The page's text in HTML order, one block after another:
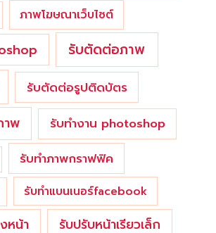
ภาพโฆษณาเว็บไซต์
รับตัดต่อภาพ
รับตัดต่อรูปติดบัตร
พ รับทำงาน photoshop
รับทำภาพกราฟฟิค
รับทำแบนเนอร์facebook
หน้า รับปรับหน้าเรียวเล็ก